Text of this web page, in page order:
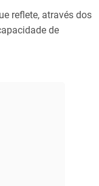
reflete, através dos
de